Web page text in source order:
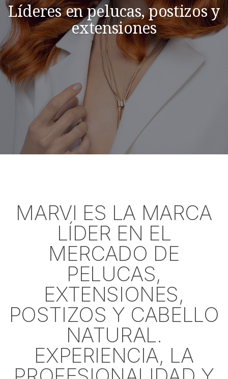
Líderes en pelucas, postizos y
extensiones
MARVI ES LA MARCA
LÍDER EN EL
MERCADO DE
PELUCAS,
EXTENSIONES,
POSTIZOS Y CABELLO
NATURAL.
EXPERIENCIA, LA